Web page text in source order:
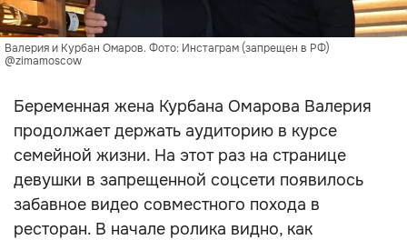
Валерия и Курбан Омаров. Фото: Инстаграм (запрещен в РФ)
@zimamoscow
Беременная жена Курбана Омарова Валерия
продолжает держать аудиторию в курсе
семейной жизни. На этот раз на странице
девушки в запрещенной соцсети появилось
забавное видео совместного похода в
ресторан. В начале ролика видно, как